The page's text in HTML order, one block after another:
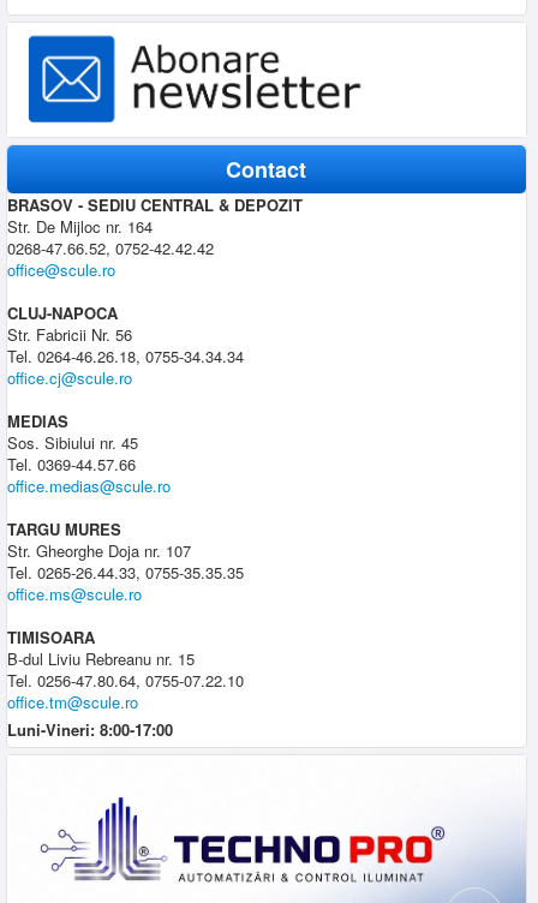
Contact
BRASOV - SEDIU CENTRAL & DEPOZIT
Str. De Mijloc nr. 164
0268-47.66.52, 0752-42.42.42
office@scule.ro
CLUJ-NAPOCA
Str. Fabricii Nr. 56
Tel. 0264-46.26.18, 0755-34.34.34
office.cj@scule.ro
MEDIAS
Sos. Sibiului nr. 45
Tel. 0369-44.57.66
office.medias@scule.ro
TARGU MURES
Str. Gheorghe Doja nr. 107
Tel. 0265-26.44.33, 0755-35.35.35
office.ms@scule.ro
TIMISOARA
B-dul Liviu Rebreanu nr. 15
Tel. 0256-47.80.64, 0755-07.22.10
office.tm@scule.ro
Luni-Vineri: 8:00-17:00